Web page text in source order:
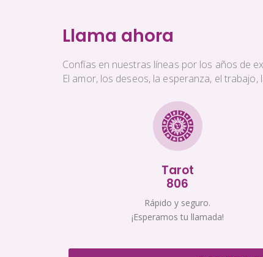
Llama ahora
Confías en nuestras líneas por los años de
El amor, los deseos, la esperanza, el
Tarot
806
Rápido y seguro.
¡Esperamos tu llamada!